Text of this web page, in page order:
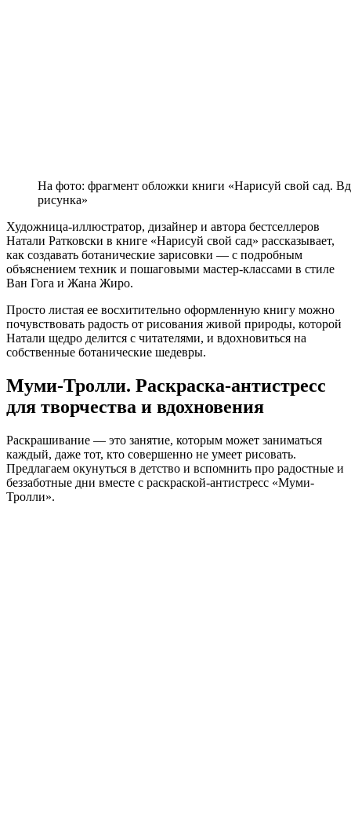
На фото: фрагмент обложки книги «Нарисуй свой сад.
рисунка»
Художница-иллюстратор, дизайнер и автора бестселлеров
Натали Ратковски в книге «Нарисуй свой сад» рассказывает,
как создавать ботанические зарисовки — с подробным
объяснением техник и пошаговыми мастер-классами в стиле
Ван Гога и Жана Жиро.
Просто листая ее восхитительно оформленную книгу можно
почувствовать радость от рисования живой природы, которой
Натали щедро делится с читателями, и вдохновиться на
собственные ботанические шедевры.
Муми-Тролли. Раскраска-антистресс
для творчества и вдохновения
Раскрашивание — это занятие, которым может заниматься
каждый, даже тот, кто совершенно не умеет рисовать.
Предлагаем окунуться в детство и вспомнить про радостные и
беззаботные дни вместе с раскраской-антистресс «Муми-
Тролли».